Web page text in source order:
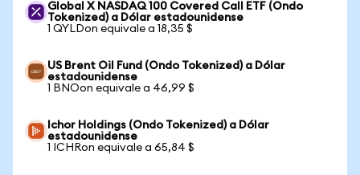
Global X NASDAQ 100 Covered Call ETF (Ondo
Tokenized) a Dólar estadounidense
1 QYLDon equivale a 18,35 $
US Brent Oil Fund (Ondo Tokenized) a Dólar
estadounidense
1 BNOon equivale a 46,99 $
Ichor Holdings (Ondo Tokenized) a Dólar
estadounidense
1 ICHRon equivale a 65,84 $